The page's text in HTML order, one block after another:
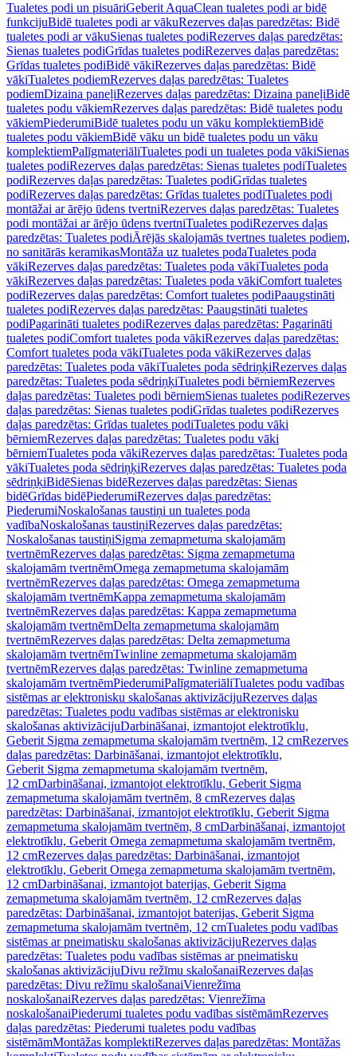
Tualetes podi un pisuāriGeberit AquaClean tualetes podi ar bidē
funkcijuBidē tualetes podi ar vākuRezerves daļas paredzētas: Bidē
tualetes podi ar vākuSienas tualetes podiRezerves daļas paredzētas:
Sienas tualetes podiGrīdas tualetes podiRezerves daļas paredzētas:
Grīdas tualetes podiBidē vākiRezerves daļas paredzētas: Bidē
vākiTualetes podiemRezerves daļas paredzētas: Tualetes
podiemDizaina paneļiRezerves daļas paredzētas: Dizaina paneļiBidē
tualetes podu vākiemRezerves daļas paredzētas: Bidē tualetes podu
vākiemPiederumiBidē tualetes podu un vāku komplektiemBidē
tualetes podu vākiemBidē vāku un bidē tualetes podu un vāku
komplektiemPalīgmateriāliTualetes podi un tualetes poda vākiSienas
tualetes podiRezerves daļas paredzētas: Sienas tualetes podiTualetes
podiRezerves daļas paredzētas: Tualetes podiGrīdas tualetes
podiRezerves daļas paredzētas: Grīdas tualetes podiTualetes podi
montāžai ar ārējo ūdens tvertniRezerves daļas paredzētas: Tualetes
podi montāžai ar ārējo ūdens tvertniTualetes podiRezerves daļas
paredzētas: Tualetes podiĀrējās skalojamās tvertnes tualetes podiem,
no sanitārās keramikasMontāža uz tualetes podaTualetes poda
vākiRezerves daļas paredzētas: Tualetes poda vākiTualetes poda
vākiRezerves daļas paredzētas: Tualetes poda vākiComfort tualetes
podiRezerves daļas paredzētas: Comfort tualetes podiPaaugstināti
tualetes podiRezerves daļas paredzētas: Paaugstināti tualetes
podiPagarināti tualetes podiRezerves daļas paredzētas: Pagarināti
tualetes podiComfort tualetes poda vākiRezerves daļas paredzētas:
Comfort tualetes poda vākiTualetes poda vākiRezerves daļas
paredzētas: Tualetes poda vākiTualetes poda sēdriņķiRezerves daļas
paredzētas: Tualetes poda sēdriņķiTualetes podi bērniemRezerves
daļas paredzētas: Tualetes podi bērniemSienas tualetes podiRezerves
daļas paredzētas: Sienas tualetes podiGrīdas tualetes podiRezerves
daļas paredzētas: Grīdas tualetes podiTualetes podu vāki
bērniemRezerves daļas paredzētas: Tualetes podu vāki
bērniemTualetes poda vākiRezerves daļas paredzētas: Tualetes poda
vākiTualetes poda sēdriņķiRezerves daļas paredzētas: Tualetes poda
sēdriņķiBidēSienas bidēRezerves daļas paredzētas: Sienas
bidēGrīdas bidēPiederumiRezerves daļas paredzētas:
PiederumiNoskalošanas taustiņi un tualetes poda
vadībaNoskalošanas taustiņiRezerves daļas paredzētas:
Noskalošanas taustiņiSigma zemapmetuma skalojamām
tvertnēmRezerves daļas paredzētas: Sigma zemapmetuma
skalojamām tvertnēmOmega zemapmetuma skalojamām
tvertnēmRezerves daļas paredzētas: Omega zemapmetuma
skalojamām tvertnēmKappa zemapmetuma skalojamām
tvertnēmRezerves daļas paredzētas: Kappa zemapmetuma
skalojamām tvertnēmDelta zemapmetuma skalojamām
tvertnēmRezerves daļas paredzētas: Delta zemapmetuma
skalojamām tvertnēmTwinline zemapmetuma skalojamām
tvertnēmRezerves daļas paredzētas: Twinline zemapmetuma
skalojamām tvertnēmPiederumiPalīgmateriāliTualetes podu vadības
sistēmas ar elektronisku skalošanas aktivizācijuRezerves daļas
paredzētas: Tualetes podu vadības sistēmas ar elektronisku
skalošanas aktivizācijuDarbināšanai, izmantojot elektrotīklu,
Geberit Sigma zemapmetuma skalojamām tvertnēm, 12 cmRezerves
daļas paredzētas: Darbināšanai, izmantojot elektrotīklu,
Geberit Sigma zemapmetuma skalojamām tvertnēm,
12 cmDarbināšanai, izmantojot elektrotīklu, Geberit Sigma
zemapmetuma skalojamām tvertnēm, 8 cmRezerves daļas
paredzētas: Darbināšanai, izmantojot elektrotīklu, Geberit Sigma
zemapmetuma skalojamām tvertnēm, 8 cmDarbināšanai, izmantojot
elektrotīklu, Geberit Omega zemapmetuma skalojamām tvertnēm,
12 cmRezerves daļas paredzētas: Darbināšanai, izmantojot
elektrotīklu, Geberit Omega zemapmetuma skalojamām tvertnēm,
12 cmDarbināšanai, izmantojot baterijas, Geberit Sigma
zemapmetuma skalojamām tvertnēm, 12 cmRezerves daļas
paredzētas: Darbināšanai, izmantojot baterijas, Geberit Sigma
zemapmetuma skalojamām tvertnēm, 12 cmTualetes podu vadības
sistēmas ar pneimatisku skalošanas aktivizācijuRezerves daļas
paredzētas: Tualetes podu vadības sistēmas ar pneimatisku
skalošanas aktivizācijuDivu režīmu skalošanaiRezerves daļas
paredzētas: Divu režīmu skalošanaiVienrežīma
noskalošanaiRezerves daļas paredzētas: Vienrežīma
noskalošanaiPiederumi tualetes podu vadības sistēmāmRezerves
daļas paredzētas: Piederumi tualetes podu vadības
sistēmāmMontāžas komplektiRezerves daļas paredzētas: Montāžas